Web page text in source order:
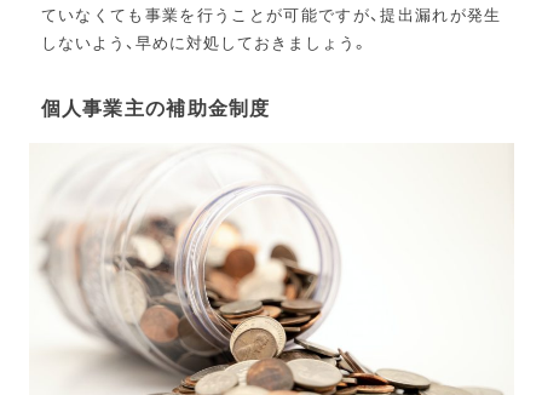
ていなくても事業を行うことが可能ですが、提出漏れが発生
しないよう、早めに対処しておきましょう。
個人事業主の補助金制度